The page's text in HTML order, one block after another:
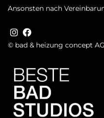
© bad & heizung concept AG
Ansonsten nach